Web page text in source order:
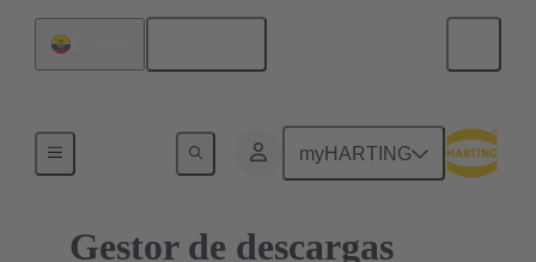
myHARTING
Gestor de descargas